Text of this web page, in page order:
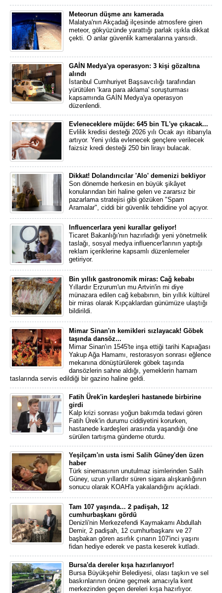
Meteorun düşme anı kamerada
Malatya'nın Akçadağ ilçesinde atmosfere giren
meteor, gökyüzünde yarattığı parlak ışıkla dikkat
çekti. O anlar güvenlik kameralarına yansıdı.
GAİN Medya'ya operasyon: 3 kişi gözaltına
alındı
İstanbul Cumhuriyet Başsavcılığı tarafından
yürütülen ‘kara para aklama' soruşturması
kapsamında GAİN Medya'ya operasyon
düzenlendi.
Evleneceklere müjde: 645 bin TL'ye çıkacak...
Evlilik kredisi desteği 2026 yılı Ocak ayı itibarıyla
artıyor. Yeni yılda evlenecek gençlere verilecek
faizsiz kredi desteği 250 bin lirayı bulacak.
Dikkat! Dolandırıcılar 'Alo' demenizi bekliyor
Son dönemde herkesin en büyük şikâyet
konularından biri haline gelen ve zararsız bir
pazarlama stratejisi gibi gözüken "Spam
Aramalar", ciddi bir güvenlik tehdidine yol açıyor.
Influencerlara yeni kurallar geliyor!
Ticaret Bakanlığı'nın hazırladığı yeni yönetmelik
taslağı, sosyal medya influencer'larının yaptığı
reklam içeriklerine kapsamlı düzenlemeler
getiriyor.
Bin yıllık gastronomik miras: Cağ kebabı
Yıllardır Erzurum'un mu Artvin'in mi diye
münazara edilen cağ kebabının, bin yıllık kültürel
bir miras olarak Kıpçaklardan günümüze ulaştığı
bildirildi.
Mimar Sinan'ın kemikleri sızlayacak! Göbek
taşında dansöz...
Mimar Sinan'ın 1545'te inşa ettiği tarihi Kapıağası
Yakup Ağa Hamamı, restorasyon sonrası eğlence
mekanına dönüştürülerek göbek taşında
dansözlerin sahne aldığı, yemeklerin hamam
taslarında servis edildiği bir gazino haline geldi.
Fatih Ürek'in kardeşleri hastanede birbirine
girdi
Kalp krizi sonrası yoğun bakımda tedavi gören
Fatih Ürek'in durumu ciddiyetini korurken,
hastanede kardeşleri arasında yaşandığı öne
sürülen tartışma gündeme oturdu.
Yeşilçam'ın usta ismi Salih Güney'den üzen
haber
Türk sinemasının unutulmaz isimlerinden Salih
Güney, uzun yıllardır süren sigara alışkanlığının
sonucu olarak KOAH'a yakalandığını açıkladı.
Tam 107 yaşında... 2 padişah, 12
cumhurbaşkanı gördü
Denizli'nin Merkezefendi Kaymakamı Abdullah
Demir, 2 padişah, 12 cumhurbaşkanı ve 27
başbakan gören asırlık çınarın 107'inci yaşını
fidan hediye ederek ve pasta keserek kutladı.
Bursa'da dereler kışa hazırlanıyor!
Bursa Büyükşehir Belediyesi, olası taşkın ve sel
baskınlarının önüne geçmek amacıyla kent
merkezinden geçen dereleri kışa hazırlıyor.